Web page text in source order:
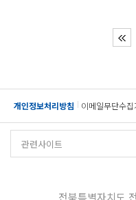
개인정보처리방침 이메일무단수